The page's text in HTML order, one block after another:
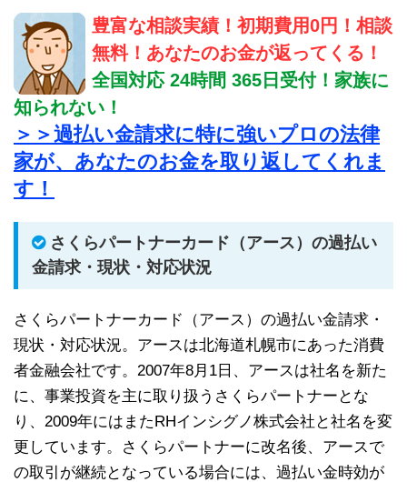
豊富な相談実績！初期費用0円！相談
無料！あなたのお金が返ってくる！
全国対応 24時間 365日受付！家族に
知られない！
＞＞過払い金請求に特に強いプロの法律
家が、あなたのお金を取り返してくれま
す！
さくらパートナーカード（アース）の過払い
金請求・現状・対応状況
さくらパートナーカード（アース）の過払い金請求・
現状・対応状況。アースは北海道札幌市にあった消費
者金融会社です。2007年8月1日、アースは社名を新た
に、事業投資を主に取り扱うさくらパートナーとな
り、2009年にはまたRHインシグノ株式会社と社名を変
更しています。さくらパートナーに改名後、アースで
の取引が継続となっている場合には、過払い金時効が